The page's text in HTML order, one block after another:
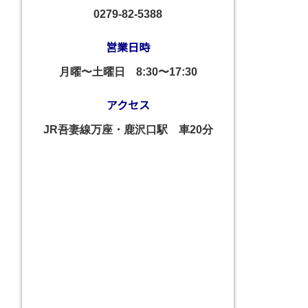
0279-82-5388
営業日時
月曜〜土曜日 8:30〜17:30
アクセス
JR吾妻線万座・鹿沢口駅 車20分